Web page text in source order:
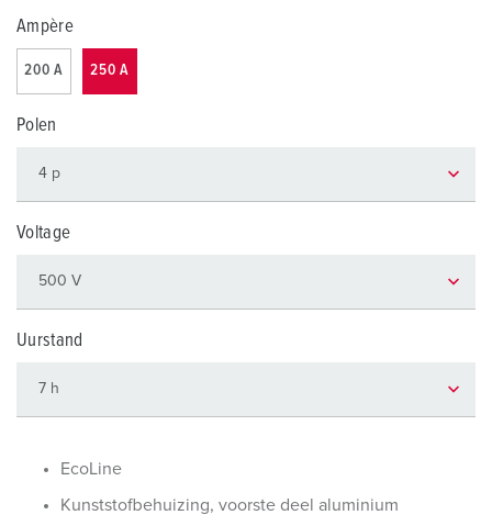
Ampère
200 A 250 A
Polen
Voltage
Uurstand
EcoLine
Kunststofbehuizing, voorste deel aluminium